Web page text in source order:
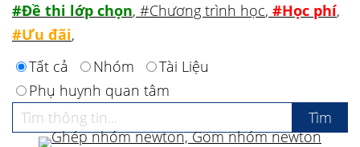
#Đề thi lớp chọn, #Chương trình học, #Học phí,
#Ưu đãi,
Tất cả
Nhóm
Tài Liệu
Phụ huynh quan tâm